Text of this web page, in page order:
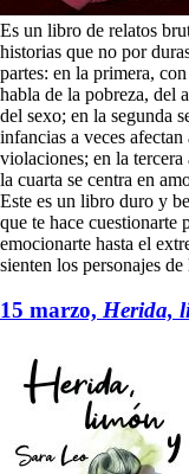
Es un libro de relatos
historias que no por
partes: en la primera,
habla de la pobreza, del
del sexo; en la segunda
infancias a veces
violaciones; en la tercera
la cuarta se centra en
Este es un libro duro y
que te hace cuestionarte
emocionarte hasta el
sienten los personajes de
15 marzo, Herida,